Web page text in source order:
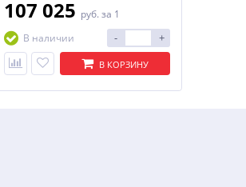
107 025 руб. за 1
В наличии
- +
В КОРЗИНУ